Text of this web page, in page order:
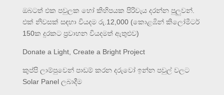
ඔබටත් එක පවුලක හෝ කිහිපයක පිරිවැය දරන්න පුලුවන්.
එක් නිවසක් සඳහා වියදම රු.12,000 (කොළඹින් කිලෝමීටර්
150ක දුරකට ප්‍රවාහන වියදමත් ඇතුළුව)
Donate a Light, Create a Bright Project
කුප්පි ලාම්පුවෙන් පාඩම් කරන දරුවෝ ඉන්න පවුල් වලට
Solar Panel ලබාදීම